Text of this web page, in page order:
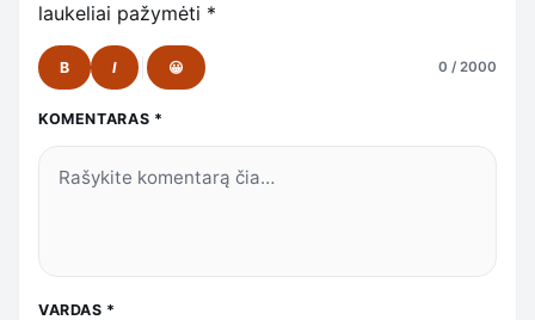
laukeliai pažymėti *
B I 😀 0 / 2000
KOMENTARAS *
VARDAS *